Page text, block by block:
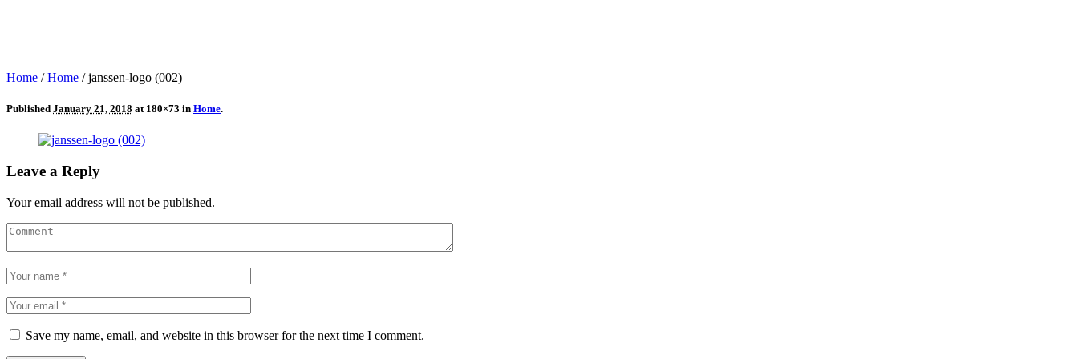
Home /Home /janssen-logo (002)
Published January 21, 2018 at 180×73 in Home.
Leave a Reply
Your email address will not be published.
Save my name, email, and website in this browser for the next time I comment.